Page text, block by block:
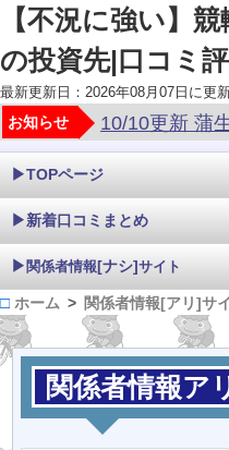
【不況に強い】
の投資先|口コミ
最新更新日：2026年08月07日に更
お知らせ 10/10更新 蒲
▶TOPページ
▶新着口コミまとめ
▶ 関係者情報[ナシ]サイト
ホーム 関係者情報[アリ]サ
関係者情報ア